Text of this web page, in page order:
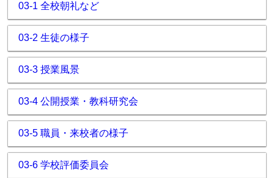
03-1 全校朝礼など
03-2 生徒の様子
03-3 授業風景
03-4 公開授業・教科研究会
03-5 職員・来校者の様子
03-6 学校評価委員会